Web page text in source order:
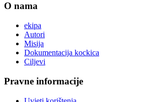
O nama
ekipa
Autori
Misija
Dokumentacija kockica
Ciljevi
Pravne informacije